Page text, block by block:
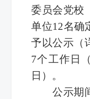
委员会党校
单位12名确
予以公示（
7个工作日
日）。
公示期